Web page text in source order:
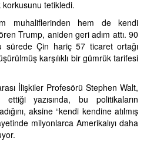
tetikledi.
muhaliflerinden hem de kendi
Trump, aniden geri adım attı. 90
Çin hariç 57 ticaret ortağı
karşılıklı bir gümrük tarifesi
İlişkiler Profesörü Stephen Walt,
ettiği yazısında, bu politikaların
aksine “kendi kendine atılmış
milyonlarca Amerikalıyı daha